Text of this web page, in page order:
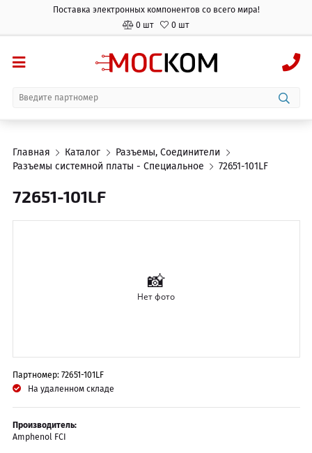
Поставка электронных компонентов со всего мира!
0 шт
0 шт
Главная Каталог
Разъемы, Соединители
Разъемы системной платы - Специальное
72651-101LF
72651-101LF
Партномер: 72651-101LF
На удаленном складе
Производитель:
Amphenol FCI